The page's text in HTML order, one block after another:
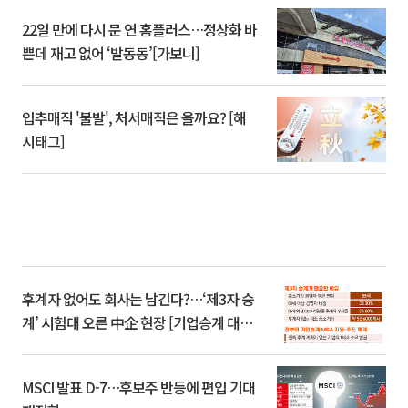
22일 만에 다시 문 연 홈플러스…정상화 바
쁜데 재고 없어 ‘발동동’[가보니]
입추매직 '불발', 처서매직은 올까요? [해
시태그]
후계자 없어도 회사는 남긴다?…‘제3자 승
계’ 시험대 오른 中企 현장 [기업승계 대전
MSCI 발표 D-7…후보주 반등에 편입 기대